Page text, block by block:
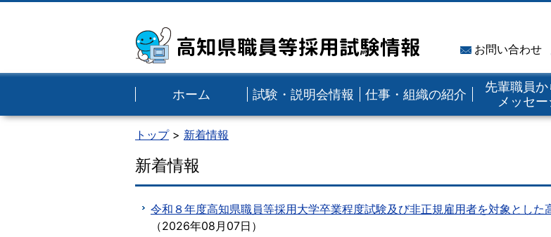
高知県職員等採用試験情報 お問い合わせ
ホーム 試験・説明会情報 仕事・組織の紹介
先輩職員
メッセー
トップ 新着情報
新着情報
令和８年度高知県職員等採用大学卒業程度試験及び非正規雇用者を対象とした
（2026年08月07日 ）